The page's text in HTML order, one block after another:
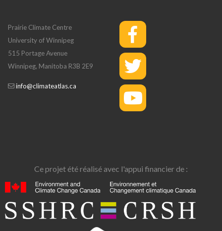
Prairie Climate Centre
University of Winnipeg
515 Portage Avenue
Winnipeg, Manitoba R3B 2E9
info@climateatlas.ca
Ce projet été réalisé avec l'appui financier de :